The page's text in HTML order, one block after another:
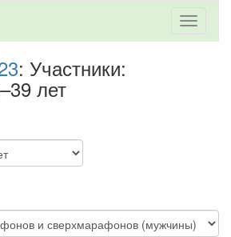
Toggle
: Участники:
лет